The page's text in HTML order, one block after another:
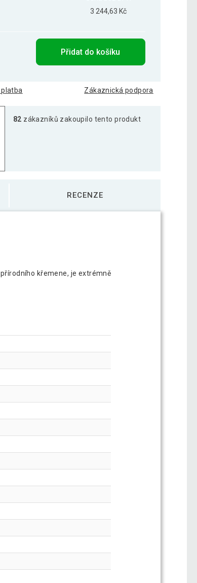
4 486 Kč
3 244,63 Kč
Přidat do košíku
platba Zákaznická podpora
82 zákazníků zakoupilo tento produkt
RECENZE
křemene, je extrémně